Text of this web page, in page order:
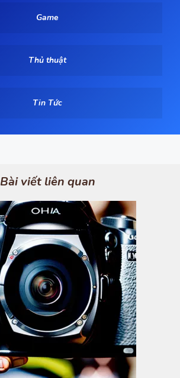
Game
Thủ thuật
Tin Tức
Bài viết liên quan